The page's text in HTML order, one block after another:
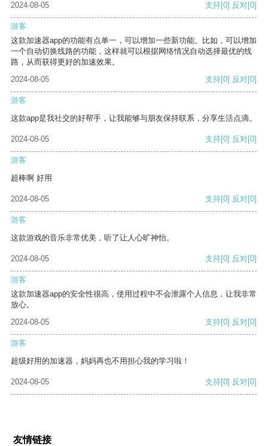
2024-08-05 支持[0] 反对[0]
游客
这款加速器app的功能有点单一，可以增加一些新功能。比如，可以增加
一个自动切换线路的功能，这样就可以根据网络情况自动选择最优的线
路，从而获得更好的加速效果。
2024-08-05
支持[0] 反对[0]
游客
这款app是我社交的好帮手，让我能够与朋友保持联系，分享生活点滴。
2024-08-05 支持[0] 反对[0]
游客
超棒啊 好用
2024-08-05 支持[0] 反对[0]
游客
这款游戏的音乐非常优美，听了让人心旷神怡。
2024-08-05 支持[0] 反对[0]
游客
这款加速器app的安全性很高，使用过程中不会泄露个人信息，让我非常
放心。
2024-08-05
支持[0] 反对[0]
游客
超级好用的加速器，妈妈再也不用担心我的学习啦！
2024-08-05 支持[0] 反对[0]
友情链接